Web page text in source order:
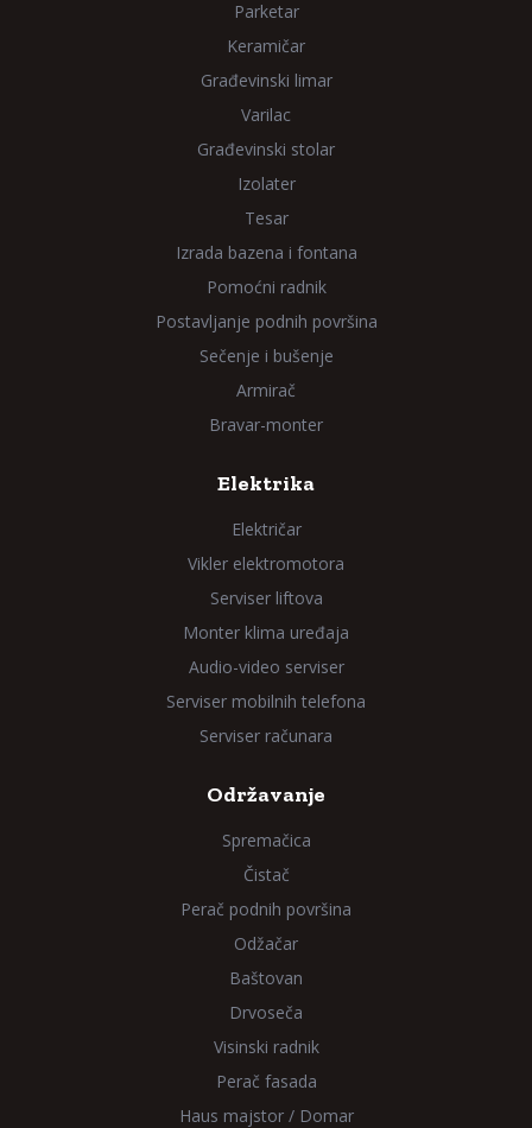
Parketar
Keramičar
Građevinski limar
Varilac
Građevinski stolar
Izolater
Tesar
Izrada bazena i fontana
Pomoćni radnik
Postavljanje podnih površina
Sečenje i bušenje
Armirač
Bravar-monter
Elektrika
Električar
Vikler elektromotora
Serviser liftova
Monter klima uređaja
Audio-video serviser
Serviser mobilnih telefona
Serviser računara
Održavanje
Spremačica
Čistač
Perač podnih površina
Odžačar
Baštovan
Drvoseča
Visinski radnik
Perač fasada
Haus majstor / Domar